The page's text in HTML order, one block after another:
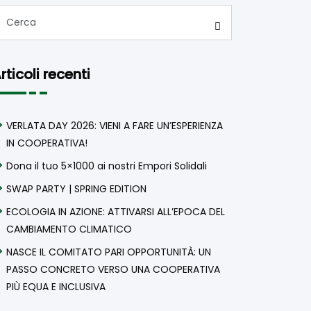
recenti
VERLATA DAY 2026: VIENI A FARE UN’ESPERIENZA
IN COOPERATIVA!
Dona il tuo 5×1000 ai nostri Empori Solidali
SWAP PARTY | SPRING EDITION
ECOLOGIA IN AZIONE: ATTIVARSI ALL’EPOCA DEL
CAMBIAMENTO CLIMATICO
NASCE IL COMITATO PARI OPPORTUNITÀ: UN
PASSO CONCRETO VERSO UNA COOPERATIVA
PIÙ EQUA E INCLUSIVA